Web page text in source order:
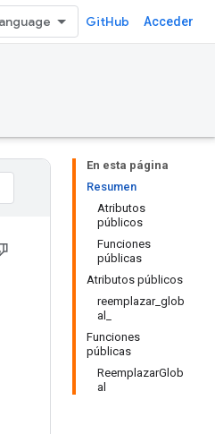
GitHub Acceder
En esta página
Resumen
Atributos
públicos
Funciones
públicas
Atributos públicos
reemplazar_glob
al_
Funciones
públicas
ReemplazarGlob
al